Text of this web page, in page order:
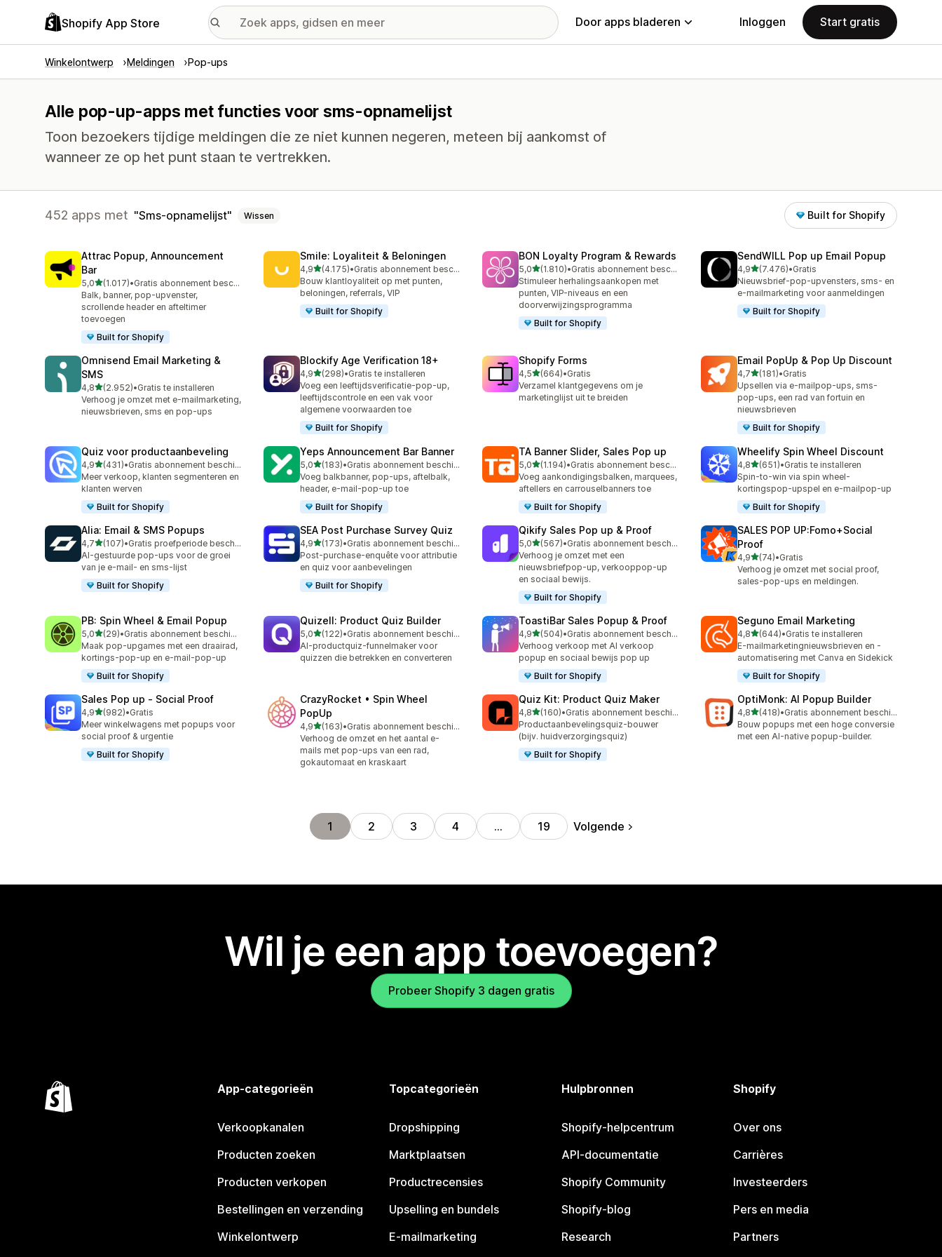
Shopify App Store Door apps bladeren Inloggen Start gratis
Winkelontwerp Meldingen Pop-ups
Alle pop-up-apps met functies voor sms-opnamelijst
Toon bezoekers tijdige meldingen die ze niet kunnen negeren, meteen bij aankomst of
wanneer ze op het punt staan te vertrekken.
452 apps met Sms-opnamelijst Wissen Built for Shopify
Attrac Popup, Announcement
Bar
5,0van 5 sterren
(1.017)
1017 recensies in totaal
•
Gratis abonnement beschikbaar
Balk, banner, pop-upvenster,
scrollende header en afteltimer
toevoegen
Built for Shopify
Smile: Loyaliteit & Beloningen
4,9van 5 sterren
(4.175)
4175 recensies in totaal
•
Gratis abonnement beschikbaar
Bouw klantloyaliteit op met punten,
beloningen, referrals, VIP
Built for Shopify
BON Loyalty Program & Rewards
5,0van 5 sterren
(1.810)
1810 recensies in totaal
•
Gratis abonnement beschikbaar
Stimuleer herhalingsaankopen met
punten, VIP-niveaus en een
doorverwijzingsprogramma
Built for Shopify
SendWILL Pop up Email Popup
4,9van 5 sterren
(7.476)
7476 recensies in totaal
•Gratis
Nieuwsbrief-pop-upvensters, sms- en
e-mailmarketing voor aanmeldingen
Built for Shopify
Omnisend Email Marketing &
SMS
4,8van 5 sterren
(2.952)
2952 recensies in totaal
•Gratis te installeren
Verhoog je omzet met e-mailmarketing,
nieuwsbrieven, sms en pop-ups
Blockify Age Verification 18+
4,9van 5 sterren
(298)
298 recensies in totaal
•Gratis te installeren
Voeg een leeftijdsverificatie-pop-up,
leeftijdscontrole en een vak voor
algemene voorwaarden toe
Built for Shopify
Shopify Forms
4,5van 5 sterren
(664)
664 recensies in totaal
•Gratis
Verzamel klantgegevens om je
marketinglijst uit te breiden
Email PopUp & Pop Up Discount
4,7van 5 sterren
(181)
181 recensies in totaal
•Gratis
Upsellen via e-mailpop-ups, sms-
pop-ups, een rad van fortuin en
nieuwsbrieven
Built for Shopify
Quiz voor productaanbeveling
4,9van 5 sterren
(431)
431 recensies in totaal
•
Gratis abonnement beschikbaar
Meer verkoop, klanten segmenteren en
klanten werven
Built for Shopify
Yeps Announcement Bar Banner
5,0van 5 sterren
(183)
183 recensies in totaal
•
Gratis abonnement beschikbaar
Voeg balkbanner, pop-ups, aftelbalk,
header, e-mail-pop-up toe
Built for Shopify
TA Banner Slider, Sales Pop up
5,0van 5 sterren
(1.194)
1194 recensies in totaal
•
Gratis abonnement beschikbaar
Voeg aankondigingsbalken, marquees,
aftellers en carrouselbanners toe
Built for Shopify
Wheelify Spin Wheel Discount
4,8van 5 sterren
(651)
651 recensies in totaal
•Gratis te installeren
Spin-to-win via spin wheel-
kortingspop-upspel en e-mailpop-up
Built for Shopify
Alia: Email & SMS Popups
4,7van 5 sterren
(107)
107 recensies in totaal
•
Gratis proefperiode beschikbaar
AI-gestuurde pop-ups voor de groei
van je e-mail- en sms-lijst
Built for Shopify
SEA Post Purchase Survey Quiz
4,9van 5 sterren
(173)
173 recensies in totaal
•
Gratis abonnement beschikbaar
Post-purchase-enquête voor attributie
en quiz voor aanbevelingen
Built for Shopify
Qikify Sales Pop up & Proof
5,0van 5 sterren
(567)
567 recensies in totaal
•
Gratis abonnement beschikbaar
Verhoog je omzet met een
nieuwsbriefpop-up, verkooppop-up
en sociaal bewijs.
Built for Shopify
SALES POP UP:Fomo+Social
Proof
4,9van 5 sterren
(74)
74 recensies in totaal
•Gratis
Verhoog je omzet met social proof,
sales-pop-ups en meldingen.
PB: Spin Wheel & Email Popup
5,0van 5 sterren
(29)
29 recensies in totaal
•
Gratis abonnement beschikbaar
Maak pop-upgames met een draairad,
kortings-pop-up en e-mail-pop-up
Built for Shopify
Quizell: Product Quiz Builder
5,0van 5 sterren
(122)
122 recensies in totaal
•
Gratis abonnement beschikbaar
AI-productquiz-funnelmaker voor
quizzen die betrekken en converteren
ToastiBar Sales Popup & Proof
4,9van 5 sterren
(504)
504 recensies in totaal
•
Gratis abonnement beschikbaar
Verhoog verkoop met AI verkoop
popup en sociaal bewijs pop up
Built for Shopify
Seguno Email Marketing
4,8van 5 sterren
(644)
644 recensies in totaal
•Gratis te installeren
E-mailmarketingnieuwsbrieven en -
automatisering met Canva en Sidekick
Built for Shopify
Sales Pop up ‑ Social Proof
4,9van 5 sterren
(982)
982 recensies in totaal
•Gratis
Meer winkelwagens met popups voor
social proof & urgentie
Built for Shopify
CrazyRocket • Spin Wheel
PopUp
4,9van 5 sterren
(163)
163 recensies in totaal
•
Gratis abonnement beschikbaar
Verhoog de omzet en het aantal e-
mails met pop-ups van een rad,
gokautomaat en kraskaart
Quiz Kit: Product Quiz Maker
4,8van 5 sterren
(160)
160 recensies in totaal
•
Gratis abonnement beschikbaar
Productaanbevelingsquiz-bouwer
(bijv. huidverzorgingsquiz)
Built for Shopify
OptiMonk: AI Popup Builder
4,8van 5 sterren
(418)
418 recensies in totaal
•
Gratis abonnement beschikbaar
Bouw popups met een hoge conversie
met een AI-native popup-builder.
1 2 3 4 … 19 Volgende
Wil je een app toevoegen?
Probeer Shopify 3 dagen gratis
App-categorieën
Verkoopkanalen
Producten zoeken
Producten verkopen
Bestellingen en verzending
Winkelontwerp
Topcategorieën
Dropshipping
Marktplaatsen
Productrecensies
Upselling en bundels
E-mailmarketing
Hulpbronnen
Shopify-helpcentrum
API-documentatie
Shopify Community
Shopify-blog
Research
Shopify
Over ons
Carrières
Investeerders
Pers en media
Partners